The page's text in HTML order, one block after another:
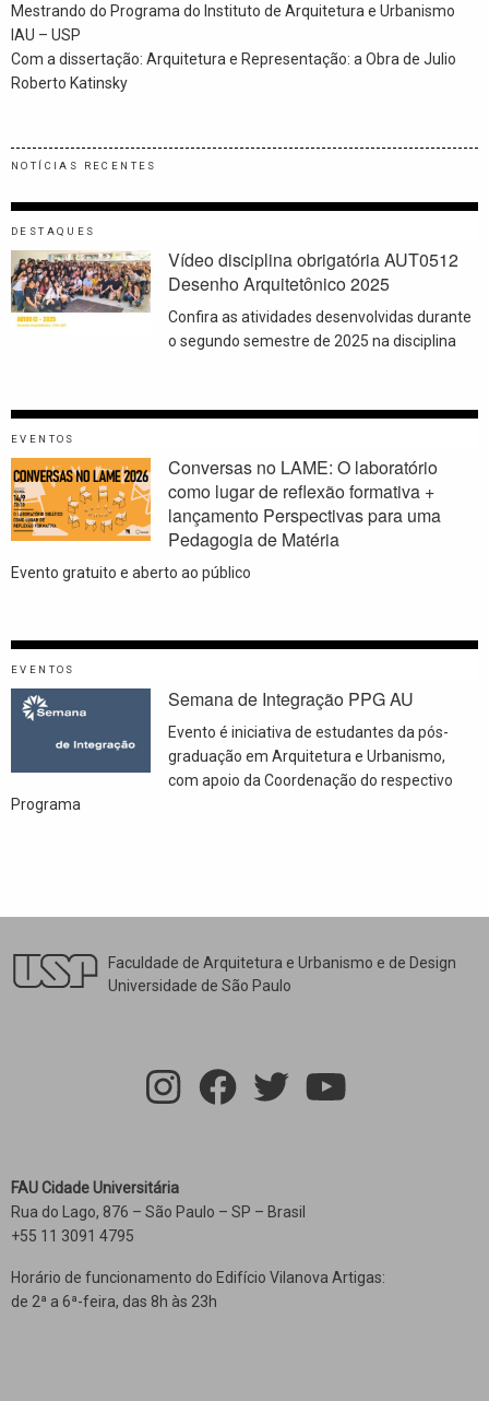
Mestrando do Programa do Instituto de Arquitetura e Urbanismo
IAU – USP
Com a dissertação: Arquitetura e Representação: a Obra de Julio
Roberto Katinsky
NOTÍCIAS RECENTES
DESTAQUES
Vídeo disciplina obrigatória AUT0512
Desenho Arquitetônico 2025
Confira as atividades desenvolvidas durante
o segundo semestre de 2025 na disciplina
EVENTOS
Conversas no LAME: O laboratório
como lugar de reflexão formativa +
lançamento Perspectivas para uma
Pedagogia de Matéria
Evento gratuito e aberto ao público
EVENTOS
Semana de Integração PPG AU
Evento é iniciativa de estudantes da pós-
graduação em Arquitetura e Urbanismo,
com apoio da Coordenação do respectivo
Programa
Faculdade de Arquitetura e Urbanismo e de Design
Universidade de São Paulo
FAU Cidade Universitária
Rua do Lago, 876 – São Paulo – SP – Brasil
+55 11 3091 4795
Horário de funcionamento do Edifício Vilanova Artigas:
de 2ª a 6ª-feira, das 8h às 23h